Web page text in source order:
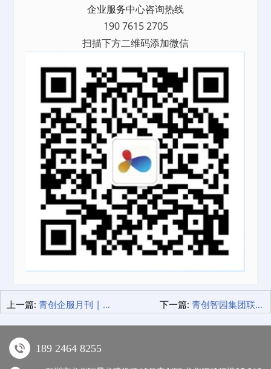
企业服务中心咨询热线
190 7615 2705
扫描下方二维码添加微信
上一篇: 青创企服月刊 | 破解企业高频痛点：法律纠纷 知识产权 财税合规 信用修复等要点分享 下一篇: 青创智园集团联合中国建设银行深圳分行成功举办“龙华金桥汇”银企对接会 全国首笔“园区贷”助力企业创新发展
189 2464 8255